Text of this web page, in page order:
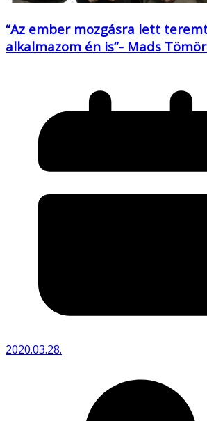
“Az ember mozgásra lett
alkalmazom én is”- Mads
2020.03.28.